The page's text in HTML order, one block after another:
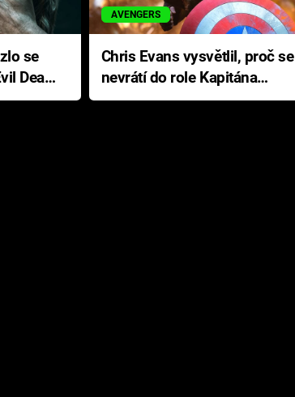
Dead
AVENGERS
Chris Evans vysvětlil, proč se
nevrátí do role Kapitána
Ameriky